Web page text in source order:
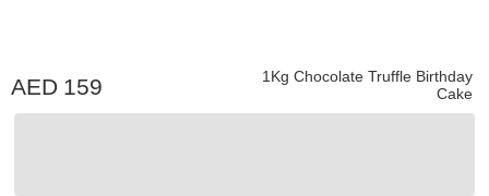
1Kg Chocolate Truffle Birthday
Cake
159